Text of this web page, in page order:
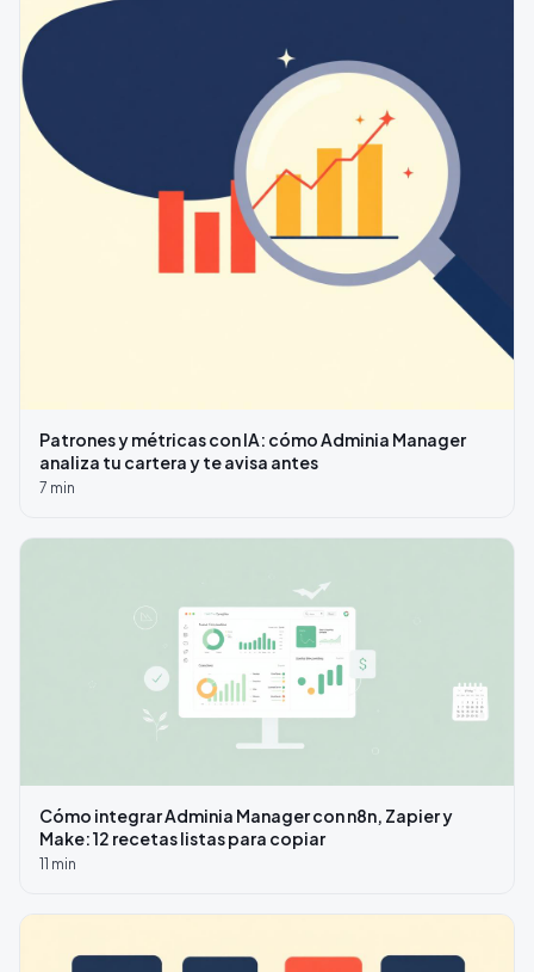
Patrones y métricas con IA: cómo Adminia Manager
analiza tu cartera y te avisa antes
7 min
Cómo integrar Adminia Manager con n8n, Zapier y
Make: 12 recetas listas para copiar
11 min